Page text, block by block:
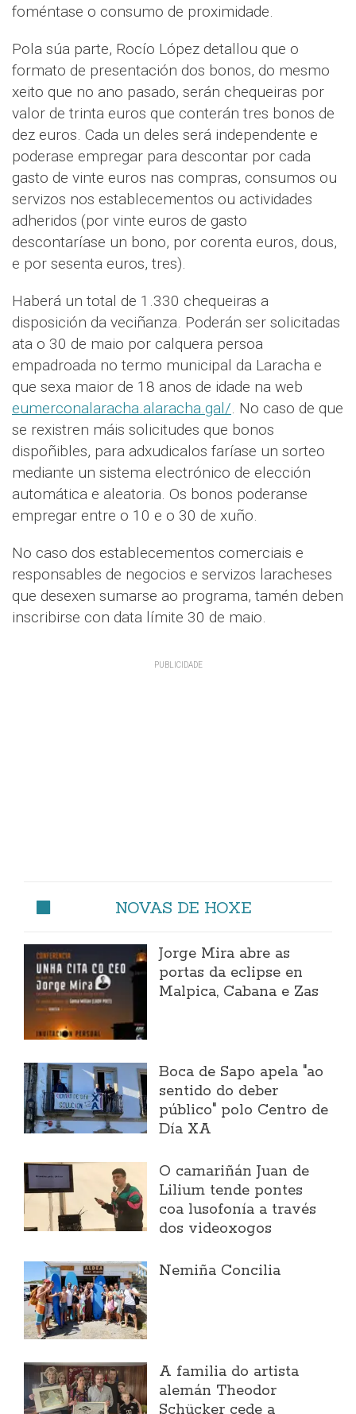
foméntase o consumo de proximidade.
Pola súa parte, Rocío López detallou que o
formato de presentación dos bonos, do mesmo
xeito que no ano pasado, serán chequeiras por
valor de trinta euros que conterán tres bonos de
dez euros. Cada un deles será independente e
poderase empregar para descontar por cada
gasto de vinte euros nas compras, consumos ou
servizos nos establecementos ou actividades
adheridos (por vinte euros de gasto
descontaríase un bono, por corenta euros, dous,
e por sesenta euros, tres).
Haberá un total de 1.330 chequeiras a
disposición da veciñanza. Poderán ser solicitadas
ata o 30 de maio por calquera persoa
empadroada no termo municipal da Laracha e
que sexa maior de 18 anos de idade na web
eumerconalaracha.alaracha.gal/ . No caso de que
se rexistren máis solicitudes que bonos
dispoñibles, para adxudicalos faríase un sorteo
mediante un sistema electrónico de elección
automática e aleatoria. Os bonos poderanse
empregar entre o 10 e o 30 de xuño.
No caso dos establecementos comerciais e
responsables de negocios e servizos laracheses
que desexen sumarse ao programa, tamén deben
inscribirse con data límite 30 de maio.
NOVAS DE HOXE
Jorge Mira abre as
portas da eclipse en
Malpica, Cabana e Zas
Boca de Sapo apela "ao
sentido do deber
público" polo Centro de
Día XA
O camariñán Juan de
Lilium tende pontes
coa lusofonía a través
dos videoxogos
Nemiña Concilia
A familia do artista
alemán Theodor